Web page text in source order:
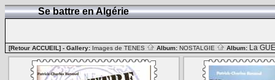
Se battre en Algérie
[Retour ACCUEIL] - Gallery: Images de TENES Album: NOSTALGIE Album: La